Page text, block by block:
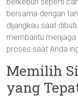
bersama dengan
dijangkau saat
membantu
proses saat Anda
Memilih
yang